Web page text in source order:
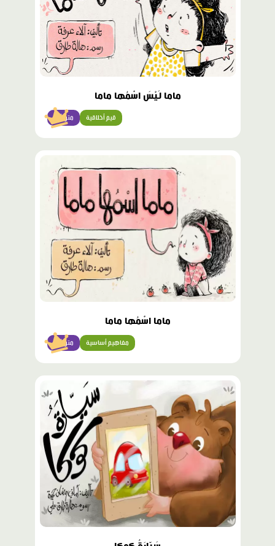
ماما لَيْسَ اسْمُها ماما
متوسّط قيم أخلاقية
ماما اسْمُها ماما
متوسّط مفاهيم أساسية
محتوى
مميّز